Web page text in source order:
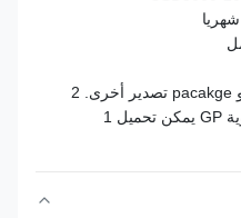
إطار معدني أو pacakge تصدير أخرى. 2
قطعة 40 'حاوية GP يمكن تحميل 1